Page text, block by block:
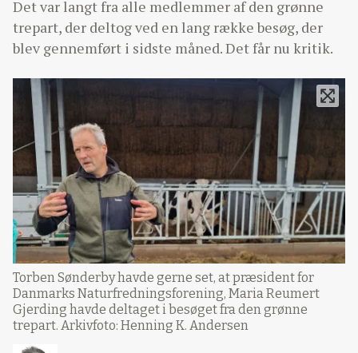
Det var langt fra alle medlemmer af den grønne
trepart, der deltog ved en lang række besøg, der
blev gennemført i sidste måned. Det får nu kritik.
Torben Sønderby havde gerne set, at præsident for
Danmarks Naturfredningsforening, Maria Reumert
Gjerding havde deltaget i besøget fra den grønne
trepart. Arkivfoto: Henning K. Andersen